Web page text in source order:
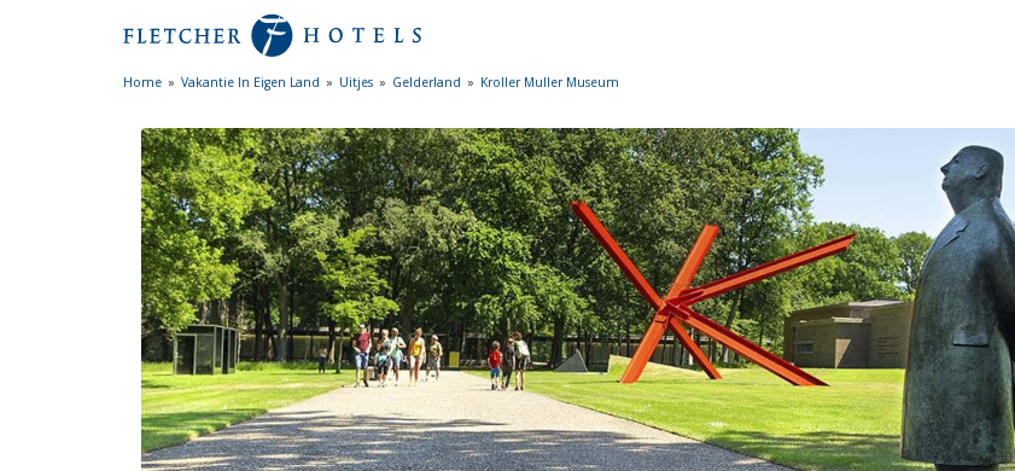
Home Vakantie In Eigen Land Uitjes Gelderland Kroller Muller Museum